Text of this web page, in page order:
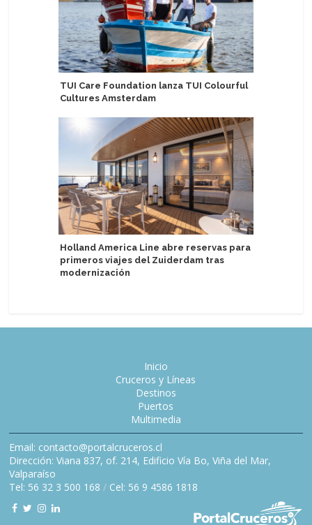
TUI Care Foundation lanza TUI Colourful
Cultures Amsterdam
Holland America Line abre reservas para
primeros viajes del Zuiderdam tras
modernización
Inicio
Cruceros y Líneas
Destinos
Puertos
Multimedia
Email: contacto@portalcruceros.cl
Dirección: Viana 837, of. 214, Edificio Vía Bo, Viña del Mar,
Valparaíso
Tel: 56 32 3 500 168 / Cel: 56 9 4586 1818